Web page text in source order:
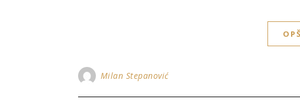
Milan Stepanović